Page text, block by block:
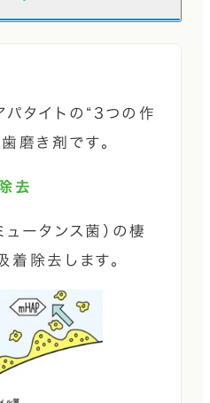
パタイトの“3つの作
磨き剤です。
去
ータンス菌）の棲
着除去します。